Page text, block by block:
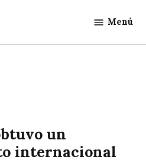
Noticias
Menú
un
internacional